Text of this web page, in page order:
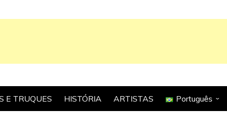
E TRUQUES HISTÓRIA ARTISTAS Português